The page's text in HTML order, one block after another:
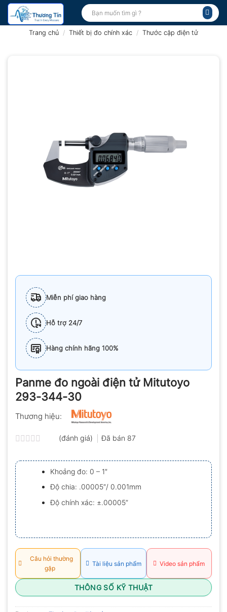
Bỏ
qua
Tìm
kiếm:
Trang chủ / Thiết bị đo chính xác / Thước cặp điện tử
Miễn phí giao hàng
Hỗ trợ 24/7
Hàng chính hãng 100%
Panme đo ngoài điện tử Mitutoyo
293-344-30
Thương hiệu:
xếp
hạng
0.0
5
sao
(đánh giá) Đã bán 87
Khoảng đo: 0 – 1″
Độ chia: .00005″/ 0.001mm
Độ chính xác: ±.00005”
Câu hỏi thường
gặp
Tài liệu sản phẩm Video sản phẩm
THÔNG SỐ KỸ THUẬT